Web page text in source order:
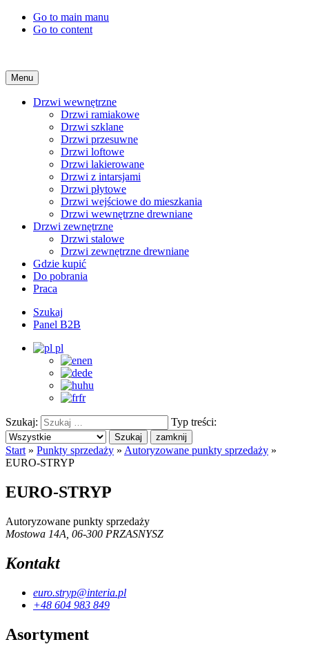
Go to main manu
Go to content
Menu
Drzwi wewnętrzne
Drzwi ramiakowe
Drzwi szklane
Drzwi przesuwne
Drzwi loftowe
Drzwi lakierowane
Drzwi z intarsjami
Drzwi płytowe
Drzwi wejściowe do mieszkania
Drzwi wewnętrzne drewniane
Drzwi zewnętrzne
Drzwi stalowe
Drzwi zewnętrzne drewniane
Gdzie kupić
Do pobrania
Praca
Szukaj
Panel B2B
pl
en
de
hu
fr
Szukaj: Typ treści:
Szukaj zamknij
Start » Punkty sprzedaży » Autoryzowane punkty sprzedaży »
EURO-STRYP
EURO-STRYP
Autoryzowane punkty sprzedaży
Mostowa 14A, 06-300 PRZASNYSZ
Kontakt
euro.stryp@interia.pl
+48 604 983 849
Asortyment